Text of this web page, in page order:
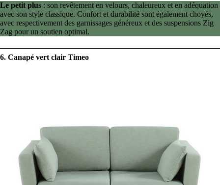
Le petit plus : son revêtement en velours, chaleureux et en adéquation
avec son style classique. Confort et durabilité sont également choyés,
avec respectivement des garnissages généreux et des suspensions Zig
Zag pour un soutien optimal.
6. Canapé vert clair Timeo